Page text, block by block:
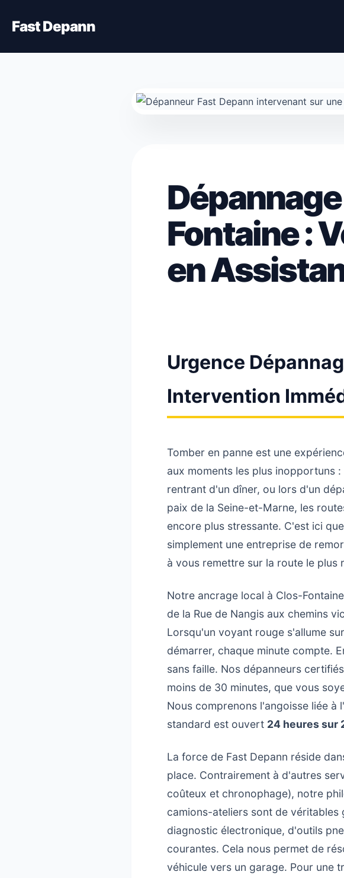
Fast Depann
Fontaine :
en
Urgence
Intervention
Tomber en panne est une
aux moments les plus inopportuns
rentrant d'un dîner, ou lors d'un
paix de la Seine-et-Marne, les
encore plus stressante. C'est ici que
simplement une entreprise de
à vous remettre sur la route le plus
Notre ancrage local à Clos-
de la Rue de Nangis aux chemins
Lorsqu'un voyant rouge s'allume
démarrer, chaque minute compte.
sans faille. Nos dépanneurs
moins de 30 minutes, que vous
Nous comprenons l'angoisse liée
standard est ouvert 24 heures sur
La force de Fast Depann réside
place. Contrairement à d'autres
coûteux et chronophage), notre
camions-ateliers sont de
diagnostic électronique, d'outils
courantes. Cela nous permet de
véhicule vers un garage. Pour une